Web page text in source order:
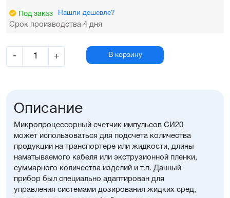
Под заказ Нашли дешевле?
Срок производства 4 дня
- + В корзину
Описание
Микропроцессорный счетчик импульсов СИ20
может использоваться для подсчета количества
продукции на транспортере или жидкости, длины
наматываемого кабеля или экструзионной пленки,
суммарного количества изделий и т.п. Данный
прибор был специально адаптирован для
управления системами дозирования жидких сред,